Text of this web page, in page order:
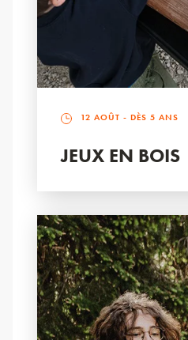
12 AOÛT - DÈS 5 ANS
JEUX EN BOIS